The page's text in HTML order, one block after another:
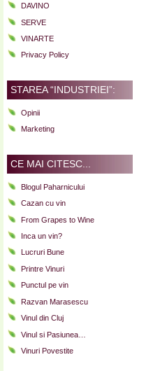
DAVINO
SERVE
VINARTE
Privacy Policy
STAREA “INDUSTRIEI”:
Opinii
Marketing
CE MAI CITESC...
Blogul Paharnicului
Cazan cu vin
From Grapes to Wine
Inca un vin?
Lucruri Bune
Printre Vinuri
Punctul pe vin
Razvan Marasescu
Vinul din Cluj
Vinul si Pasiunea…
Vinuri Povestite